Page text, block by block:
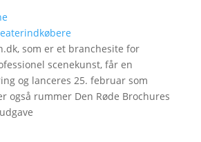
som er et branchesite for
scenekunst, får en
og lanceres 25. februar som
også rummer Den Røde Brochures